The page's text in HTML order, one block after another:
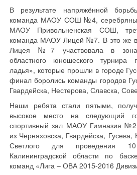
В результате напряжённой
команда МАОУ СОШ №4,
МАОУ Привольненская СОШ,
команда МАОУ Лицей №7. В это же
Лицея №7 участвовала в
областного юношеского
ладья», которые прошли в городе
финал боролись команды городов
Гвардейска, Нестерова, Славска,
Наши ребята стали пятыми,
высокое место на следующий
спортивный зал МАОУ Гимназия №2
из Черняховска, Гвардейска,
Светлого для проведения
Калининградской области по
команд «Лига – ОВА 2015-2016